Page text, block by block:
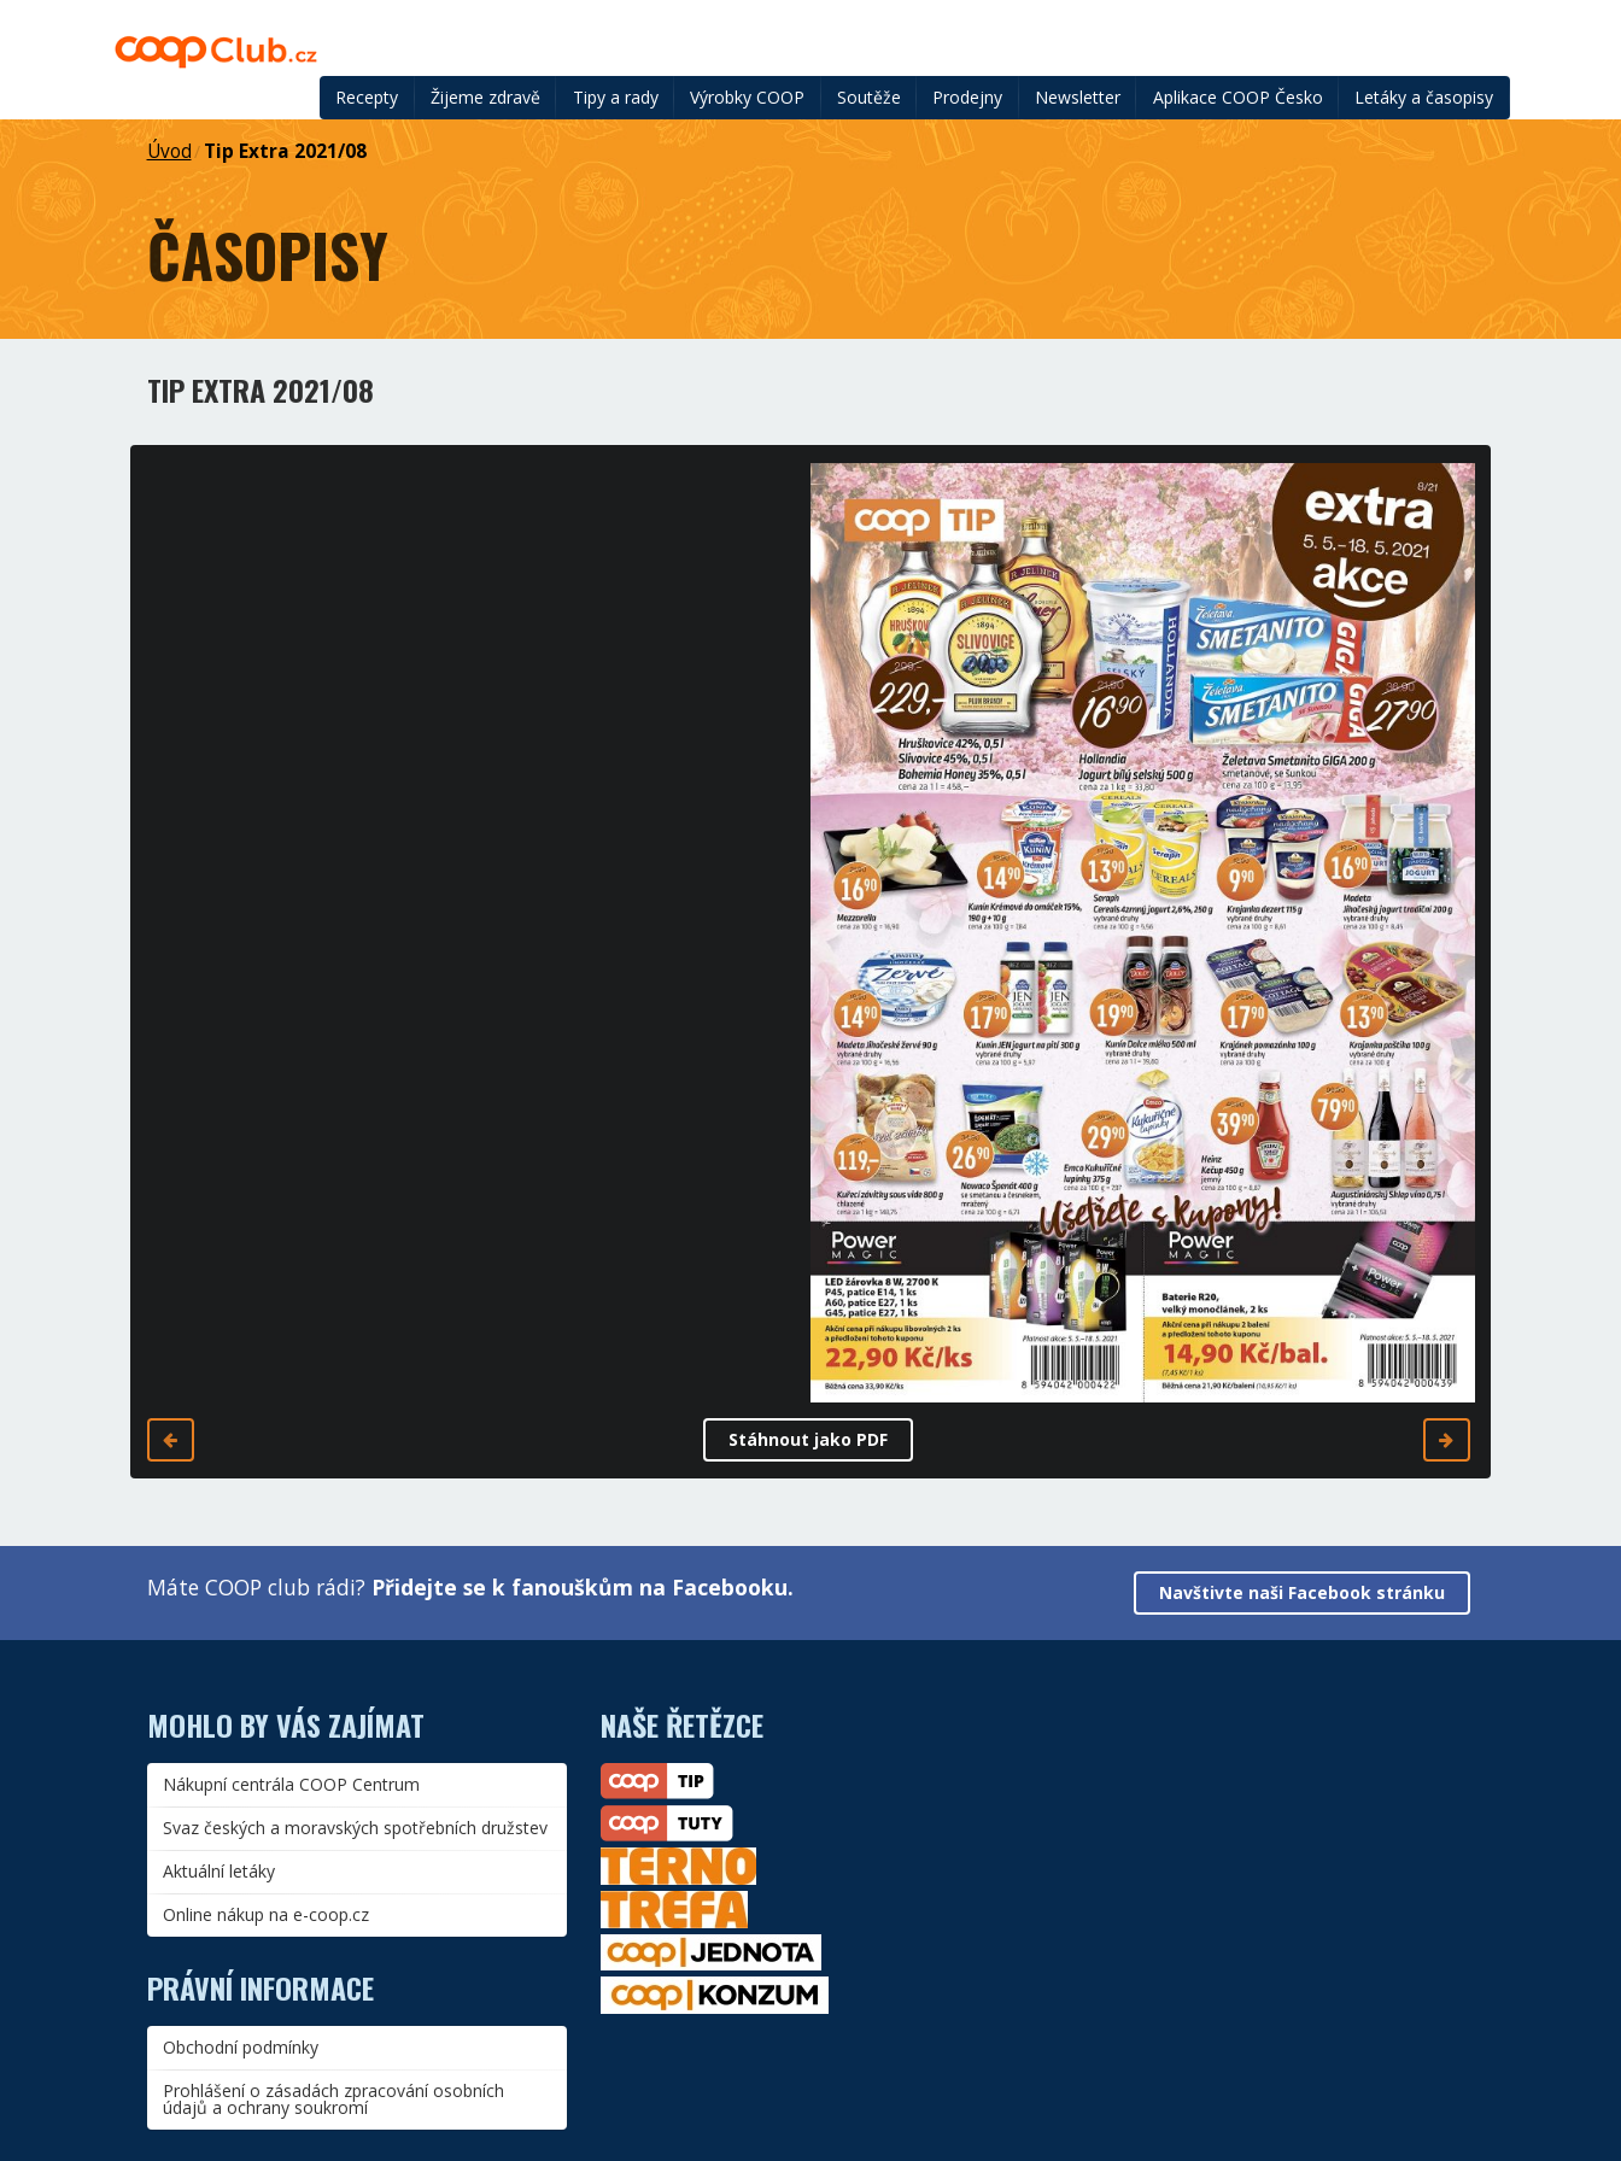
Recepty Žijeme zdravě Tipy a rady Výrobky COOP Soutěže Prodejny Newsletter Aplikace COOP Česko Letáky a časopisy
Úvod/ Tip Extra 2021/08
ČASOPISY
TIP EXTRA 2021/08
Stáhnout jako PDF
Máte COOP club rádi? Přidejte se k fanouškům na Facebooku. Navštivte naši Facebook stránku
MOHLO BY VÁS ZAJÍMAT
Nákupní centrála COOP Centrum
Svaz českých a moravských spotřebních družstev
Aktuální letáky
Online nákup na e-coop.cz
PRÁVNÍ INFORMACE
Obchodní podmínky
Prohlášení o zásadách zpracování osobních
údajů a ochrany soukromí
NAŠE ŘETĚZCE